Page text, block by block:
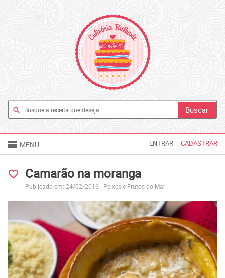
search
 MENU ENTRAR | CADASTRAR
favorite_border Camarão na moranga
Publicado em: 24/02/2016 - Peixes e Frutos do Mar